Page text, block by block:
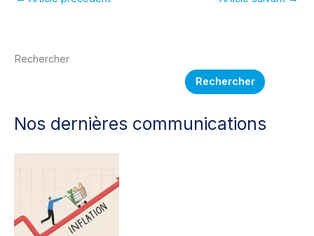
Rechercher
Rechercher
Nos dernières communications